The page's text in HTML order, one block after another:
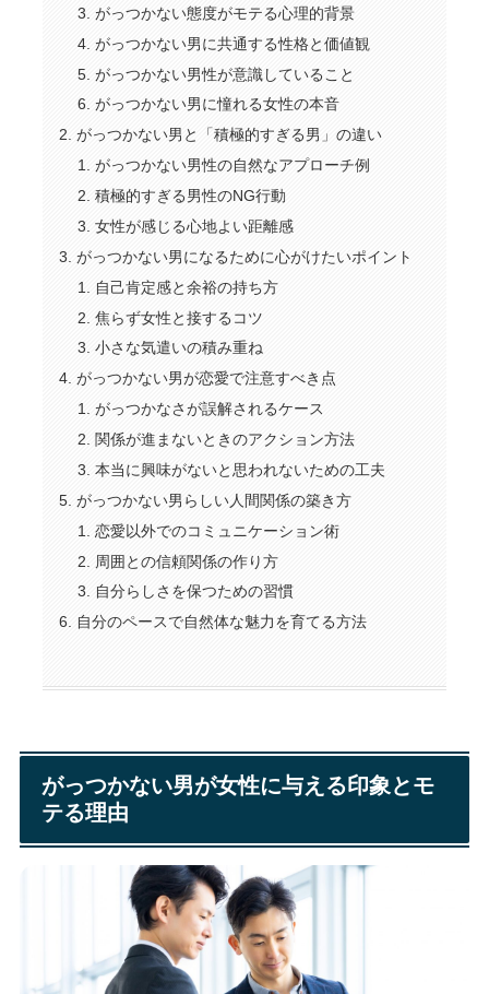
がっつかない態度がモテる心理的背景
がっつかない男に共通する性格と価値観
がっつかない男性が意識していること
がっつかない男に憧れる女性の本音
がっつかない男と「積極的すぎる男」の違い
がっつかない男性の自然なアプローチ例
積極的すぎる男性のNG行動
女性が感じる心地よい距離感
がっつかない男になるために心がけたいポイント
自己肯定感と余裕の持ち方
焦らず女性と接するコツ
小さな気遣いの積み重ね
がっつかない男が恋愛で注意すべき点
がっつかなさが誤解されるケース
関係が進まないときのアクション方法
本当に興味がないと思われないための工夫
がっつかない男らしい人間関係の築き方
恋愛以外でのコミュニケーション術
周囲との信頼関係の作り方
自分らしさを保つための習慣
自分のペースで自然体な魅力を育てる方法
がっつかない男が女性に与える印象とモ
テる理由